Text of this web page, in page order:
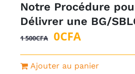
Notre Procédure
Délivrer une BG/
1 500CFA
Le
prix
initial
0CFALe
prix
actuel
Ajouter au panier